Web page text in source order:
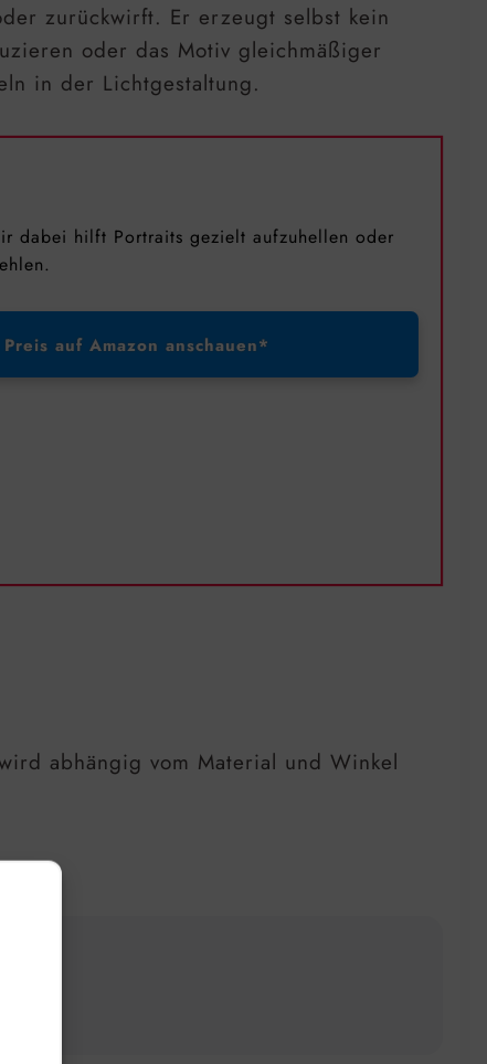
zurückwirft. Er erzeugt selbst kein
oder das Motiv gleichmäßiger
in der Lichtgestaltung.
dabei hilft Portraits gezielt aufzuhellen oder
auf Amazon anschauen*
abhängig vom Material und Winkel